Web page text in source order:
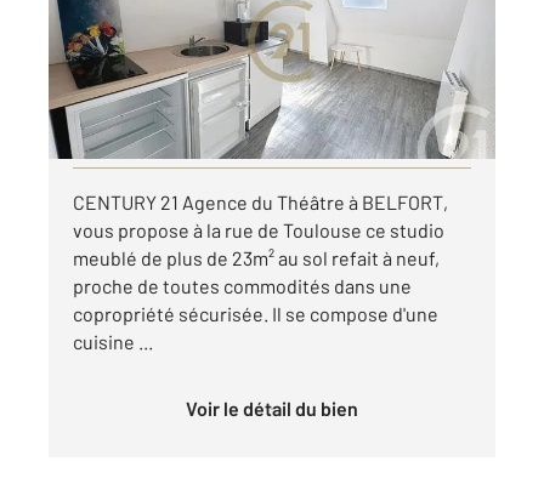
Appartement F1 à louer
340 €
par mois charges comprises
Visiter le site dédié
CENTURY 21 Agence du Théâtre à BELFORT,
vous propose à la rue de Toulouse ce studio
meublé de plus de 23m² au sol refait à neuf,
proche de toutes commodités dans une
copropriété sécurisée. Il se compose d'une
cuisine ...
Voir le détail du bien